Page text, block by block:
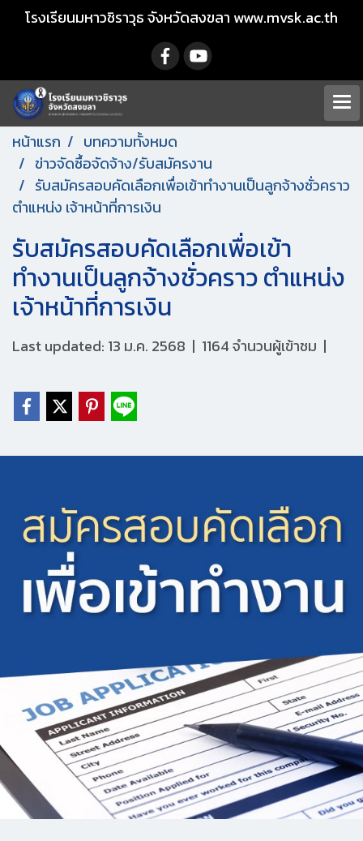
โรงเรียนมหาวชิราวุธ จังหวัดสงขลา www.mvsk.ac.th
หน้าแรก
บทความทั้งหมด
ข่าวจัดซื้อจัดจ้าง/รับสมัครงาน
รับสมัครสอบคัดเลือกเพื่อเข้าทำงานเป็นลูกจ้างชั่วคราว
ตำแหน่ง เจ้าหน้าที่การเงิน
รับสมัครสอบคัดเลือกเพื่อเข้า
ทำงานเป็นลูกจ้างชั่วคราว ตำแหน่ง
เจ้าหน้าที่การเงิน
Last updated: 13 ม.ค. 2568 | 1164 จำนวนผู้เข้าชม |